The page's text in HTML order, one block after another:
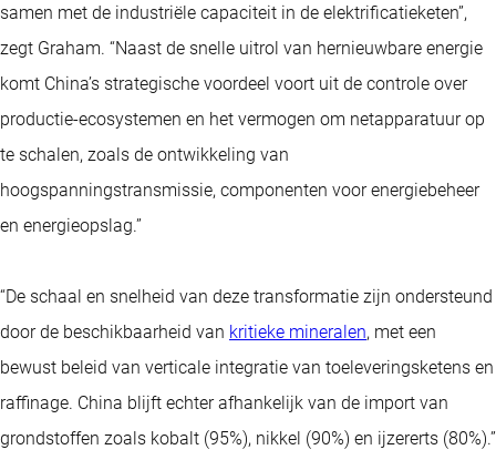
samen met de industriële capaciteit in de elektrificatieketen”,
zegt Graham. “Naast de snelle uitrol van hernieuwbare energie
komt China’s strategische voordeel voort uit de controle over
productie-ecosystemen en het vermogen om netapparatuur op
te schalen, zoals de ontwikkeling van
hoogspanningstransmissie, componenten voor energiebeheer
en energieopslag.”
“De schaal en snelheid van deze transformatie zijn ondersteund
door de beschikbaarheid van kritieke mineralen, met een
bewust beleid van verticale integratie van toeleveringsketens en
raffinage. China blijft echter afhankelijk van de import van
grondstoffen zoals kobalt (95%), nikkel (90%) en ijzererts (80%).”